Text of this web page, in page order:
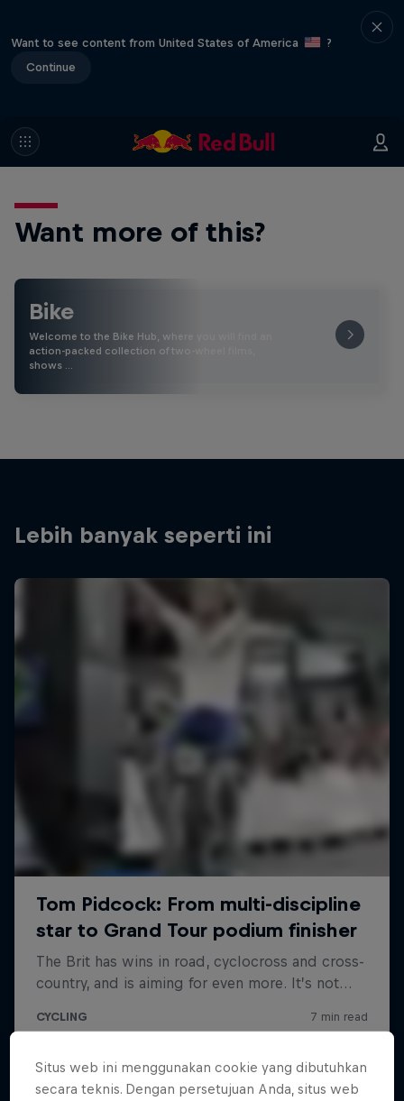
Want to see content from United States of America
?
Continue
Want more of this?
Bike
Welcome to the Bike Hub, where you will find an
action-packed collection of two-wheel films,
shows …
Lebih banyak seperti ini
Situs web ini menggunakan cookie yang dibutuhkan
secara teknis. Dengan persetujuan Anda, situs web